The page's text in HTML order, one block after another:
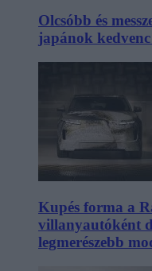
Olcsóbb és
japánok
Kupés forma a
villanyautóként
legmerészebb